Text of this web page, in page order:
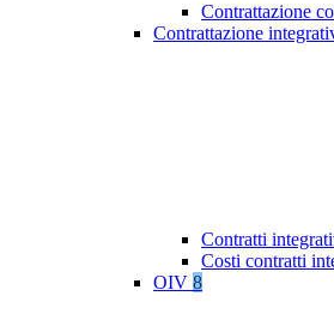
Contrattazione
Contrattazione
Contratti
Costi contratti
OIV 8